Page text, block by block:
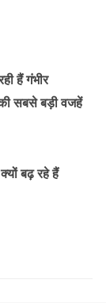
कहानी
सार्थक
हैं गंभीर
की सबसे बड़ी वजहें
बढ़ रहे हैं